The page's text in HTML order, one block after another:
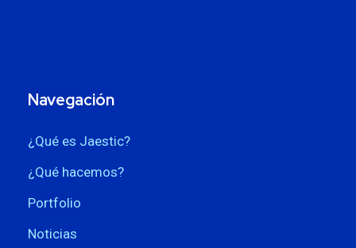
Navegación
¿Qué es Jaestic?
¿Qué hacemos?
Portfolio
Noticias